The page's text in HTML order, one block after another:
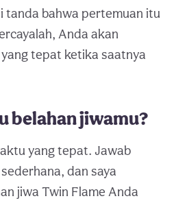
tanda bahwa pertemuan itu
Anda akan
tepat ketika saatnya
belahan jiwamu?
yang tepat. Jawab
dan saya
jiwa Twin Flame Anda